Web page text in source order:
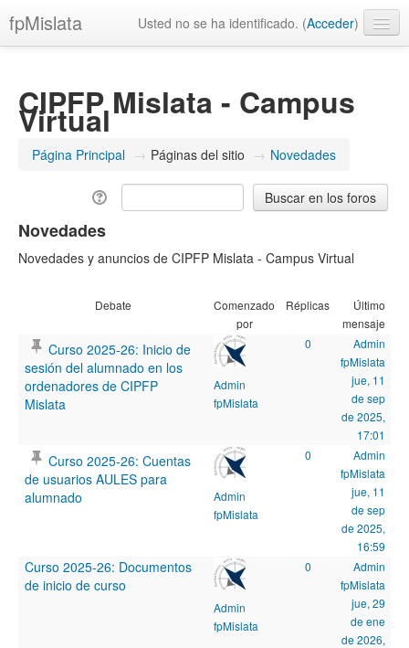
fpMislata Usted no se ha identificado. (Acceder)
CIPFP Mislata - Campus
Virtual
Página Principal → Páginas del sitio → Novedades
Novedades
Novedades y anuncios de CIPFP Mislata - Campus Virtual
Debate
Comenzado
por
Réplicas
Último
mensaje
Curso 2025-26: Inicio de
sesión del alumnado en los
ordenadores de CIPFP
Mislata
Admin
fpMislata
0
Admin
fpMislata
jue, 11
de sep
de 2025,
17:01
Curso 2025-26: Cuentas
de usuarios AULES para
alumnado
Admin
fpMislata
0
Admin
fpMislata
jue, 11
de sep
de 2025,
16:59
Curso 2025-26: Documentos
de inicio de curso
Admin
fpMislata
0
Admin
fpMislata
jue, 29
de ene
de 2026,